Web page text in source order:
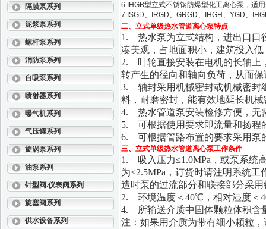
隔膜泵系列
泥浆泵系列
螺杆泵系列
消防泵系列
自吸泵系列
喷射器系列
曝气机系列
气压罐系列
旋涡泵系列
油泵系列
针型阀.仪表阀系列
旋塞阀系列
供水设备系列
6.IHGB型立式不锈钢防爆型化工离心泵，适
7.ISGD、IRGD、GRGD、IHGH、YGD、
二、立式单级热水管道离心泵特点
1. 热水泵为立式结构，进出口口
凑美观，占地面积小，建筑投入
2. 叶轮直接安装在电机的长轴上
转产生的径向和轴向负荷，从而
3. 轴封采用机械密封或机械密封
料，耐磨密封，能有效地延长机
4. 热水管道泵安装检修方便，无
5. 可根据使用要求即流量和扬程
6. 可根据管路布置的要求采用泵
三、 立式单级热水管道离心泵工作条件
1. 吸入压力≤1.0MPa，或泵系统
为≤2.5MPa，订货时请注明系统
造时泵的过流部分和联接部分采
2. 环境温度＜40℃，相对湿度＜
4. 所输送介质中固体颗粒体积含
注：如果用介质为带有细小颗粒